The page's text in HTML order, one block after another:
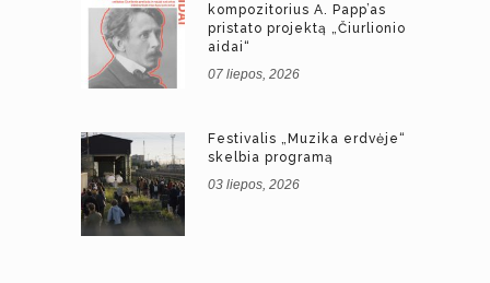
kompozitorius A. Papp’as
pristato projektą „Čiurlionio
aidai“
07 liepos, 2026
Festivalis „Muzika erdvėje“
skelbia programą
03 liepos, 2026